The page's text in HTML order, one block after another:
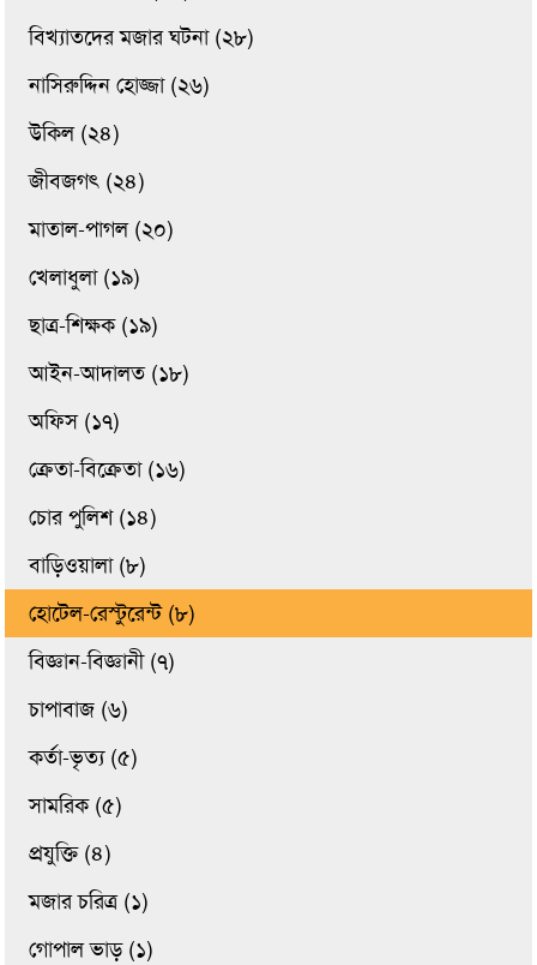
বিখ্যাতদের মজার ঘটনা (২৮)
নাসিরুদ্দিন হোজ্জা (২৬)
উকিল (২৪)
জীবজগৎ (২৪)
মাতাল-পাগল (২০)
খেলাধুলা (১৯)
ছাত্র-শিক্ষক (১৯)
আইন-আদালত (১৮)
অফিস (১৭)
ক্রেতা-বিক্রেতা (১৬)
চোর পুলিশ (১৪)
বাড়িওয়ালা (৮)
হোটেল-রেস্টুরেন্ট (৮)
বিজ্ঞান-বিজ্ঞানী (৭)
চাপাবাজ (৬)
কর্তা-ভৃত্য (৫)
সামরিক (৫)
প্রযুক্তি (৪)
মজার চরিত্র (১)
গোপাল ভাড় (১)